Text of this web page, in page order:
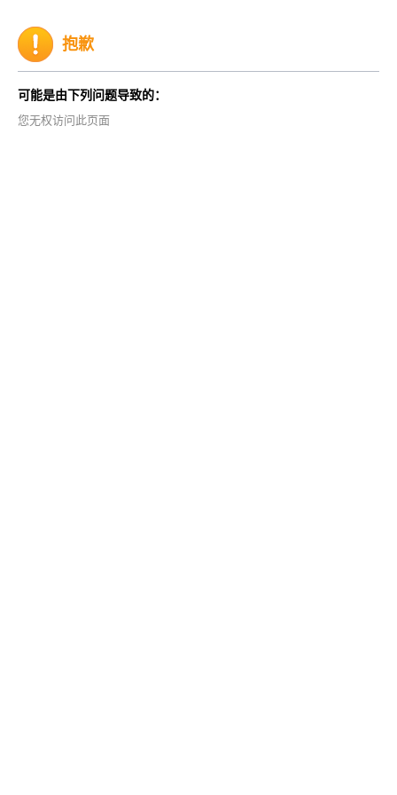
抱歉
可能是由下列问题导致的：
您无权访问此页面